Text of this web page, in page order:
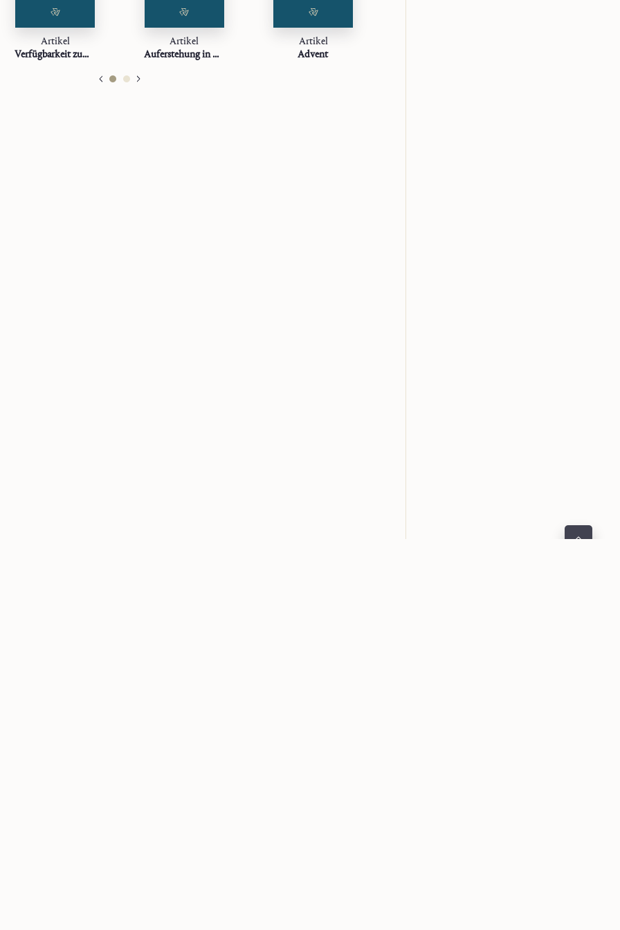
omnibus. Epist. P. Nadal, tom. IV 697).
Artikel
Verfügbarkeit zum Geist
Artikel
Auferstehung in uns
Artikel
Advent